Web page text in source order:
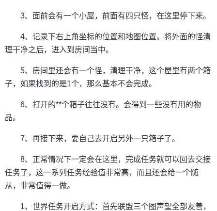
3、面前会有一个小屋，前面有四只怪，在这里停下来。
4、记录下右上角坐标的位置和地图位置。将外面的怪清
理干净之后，进入到房间当中。
5、房间里还会有一个怪，清理干净，这个屋里有两个箱
子，如果找到的是1个，那么基本不会完成。
6、打开的**个箱子往往没有。会得到一些没有用的物
品。
7、再接下来，要自己去开启另外一只箱子了。
8、正常情况下一定会在这里，完成任务就可以回去交接
任务了，这一系列任务经验值非常高，而且还会给一个随
从，非常值得一做。
1、世界任务开启方式：首先联盟三个图声望全部友善，